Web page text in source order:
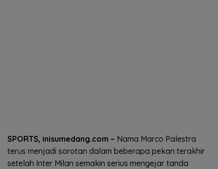
SPORTS, inisumedang.com – Nama Marco Palestra
terus menjadi sorotan dalam beberapa pekan terakhir
setelah Inter Milan semakin serius mengejar tanda